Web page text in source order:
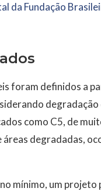
da Fundação
foram definidos a
como C5, de
degradadas,
mínimo, um